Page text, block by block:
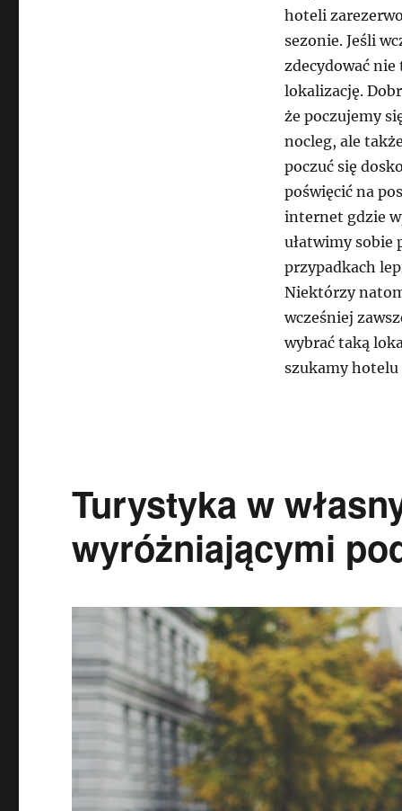
hoteli
sezonie. Jeśli
zdecydować
lokalizację.
że poczujemy
nocleg, ale
poczuć się
poświęcić na
internet gdzie
ułatwimy sobie
przypadkach
Niektórzy
wcześniej
wybrać taką
szukamy
Turystyka w
wyróżniającymi